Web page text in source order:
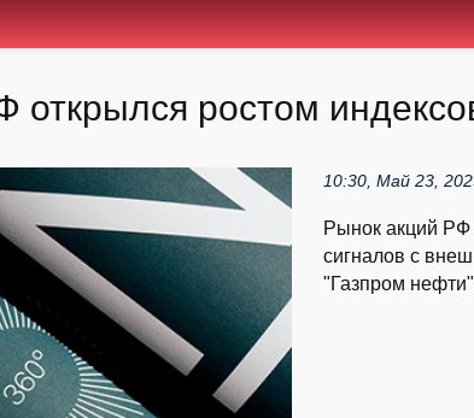
открылся ростом
10:30, Май 23,
Рынок акций РФ
сигналов с
"Газпром